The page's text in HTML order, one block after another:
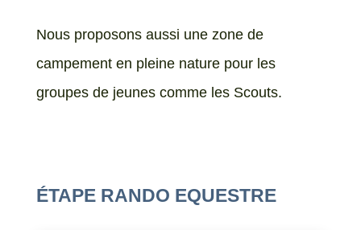
Nous proposons aussi une zone de
campement en pleine nature pour les
groupes de jeunes comme les Scouts.
ÉTAPE RANDO EQUESTRE